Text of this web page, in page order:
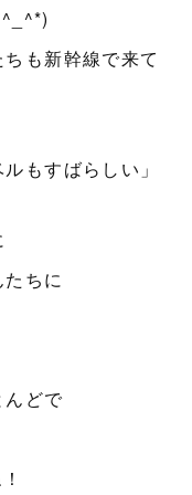
も新幹線で来て
もすばらしい」
ちに
んどで